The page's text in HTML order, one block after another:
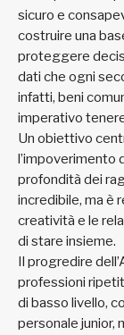
sicuro e
costruire una
proteggere
dati che ogni
infatti, beni
imperativo
Un obiettivo
l’impoverimento
profondità dei
incredibile, ma è
creatività e le
di stare insieme.
Il progredire
professioni
di basso livello,
personale junior,